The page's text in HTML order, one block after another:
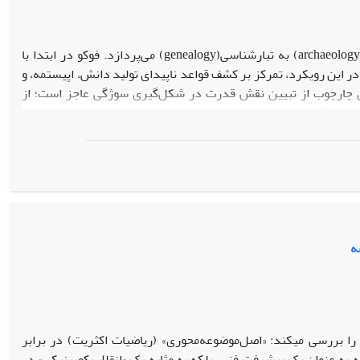
مقاله حاضر به بررسی تحول روش‌شناختی در اندیشه فوکو، از دیرینه‌شناسی‌(archaeology) به تبارشناسی(genealogy) می‌پردازد. فوکو در ابتدا با
رویکرد، تمرکز بر کشف قواعد ناپیدای تولید دانش، اپیستمه، و
چارچوب از تبیین نقش قدرت در شکل‌گیری سوژگی عاجز است؛ از
دانش/قدرت تاکید دارد؛ در این تحلیل، مفاهیمی چون بدن،
فوکو است. برخی بر این باورند که رابطه میان دیرینه‌شناسی و
بر آن است که با بررسی این دیدگاه‌ها، با بهره‌گیری از انگاشت
بررسی میکند: «اصل‌موضوعه‌محوری» (ریاضیات اکثریت) در برابر